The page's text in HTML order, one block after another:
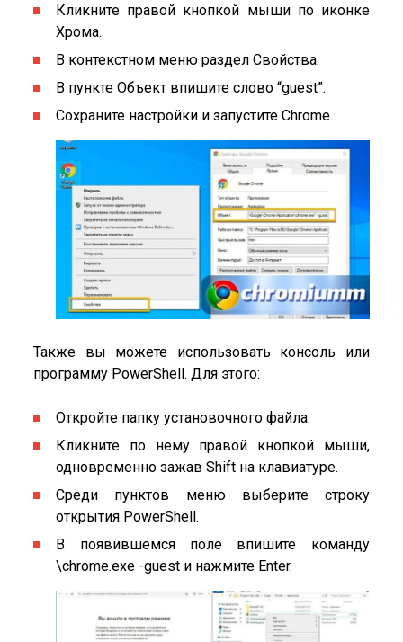
Кликните правой кнопкой мыши по иконке
Хрома.
В контекстном меню раздел Свойства.
В пункте Объект впишите слово “guest”.
Сохраните настройки и запустите Chrome.
Также вы можете использовать консоль или
программу PowerShell. Для этого:
Откройте папку установочного файла.
Кликните по нему правой кнопкой мыши,
одновременно зажав Shift на клавиатуре.
Среди пунктов меню выберите строку
открытия PowerShell.
В появившемся поле впишите команду
\chrome.exe -guest и нажмите Enter.